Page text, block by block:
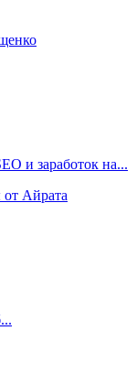
и заработок на...
от Айрата